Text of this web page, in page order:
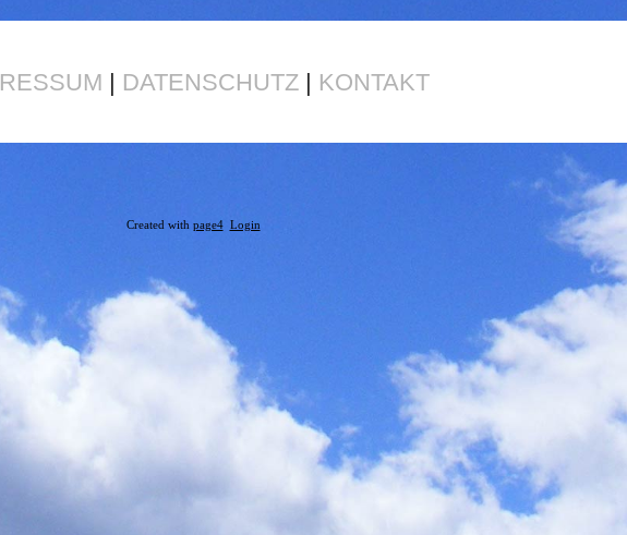
| DATENSCHUTZ | KONTAKT
Created with page4 Login